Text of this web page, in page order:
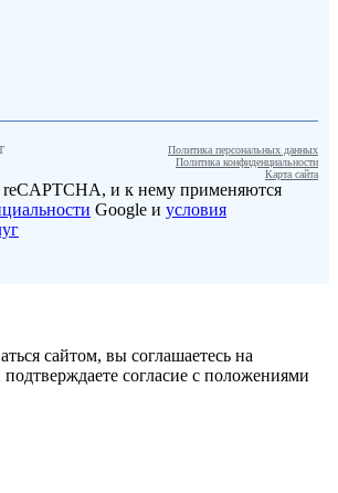
Политика персональных данных
Политика конфиденциальности
Карта сайта
и к нему применяются
Google и условия
сайтом, вы соглашаетесь на
согласие с положениями